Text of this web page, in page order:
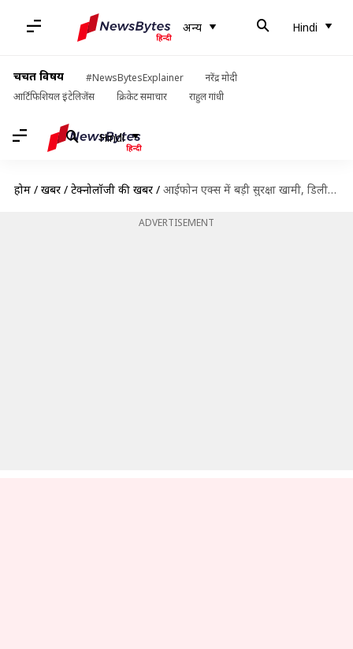
अन्य Hindi
चर्चित विषय #NewsBytesExplainer
नरेंद्र मोदी
आर्टिफिशियल इंटेलिजेंस
क्रिकेट समाचार राहुल गांधी
Hindi
होम / खबरें / टेक्नोलॉजी की खबरें / आईफोन एक्स में बड़ी सुरक्षा खामी, डिलीट हुई फोटो तक पहुंच सकते हैं हैकर
ADVERTISEMENT